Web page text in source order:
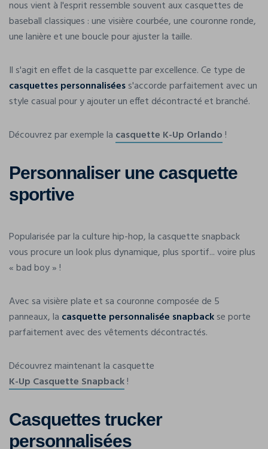
nous vient à l'esprit ressemble souvent aux casquettes de
baseball classiques : une visière courbée, une couronne ronde,
une lanière et une boucle pour ajuster la taille.
Il s'agit en effet de la casquette par excellence. Ce type de
casquettes personnaliséess'accorde parfaitement avec un
style casual pour y ajouter un effet décontracté et branché.
Découvrez par exemple la casquette K-Up Orlando!
Personnaliser une casquette
sportive
Popularisée par la culture hip-hop, la casquette snapback
vous procure un look plus dynamique, plus sportif... voire plus
« bad boy » !
Avec sa visière plate et sa couronne composée de 5
panneaux, la casquette personnalisée snapbackse porte
parfaitement avec des vêtements décontractés.
Découvrez maintenant la casquette
K-Up Casquette Snapback!
Casquettes trucker
personnalisées